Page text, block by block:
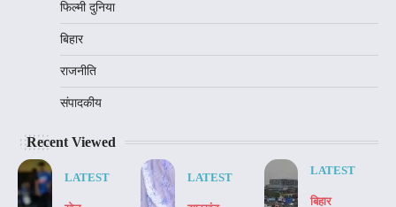
फिल्मी दुनिया
बिहार
राजनीति
संपादकीय
Recent Viewed
LATEST LATEST
LATEST
बिहार